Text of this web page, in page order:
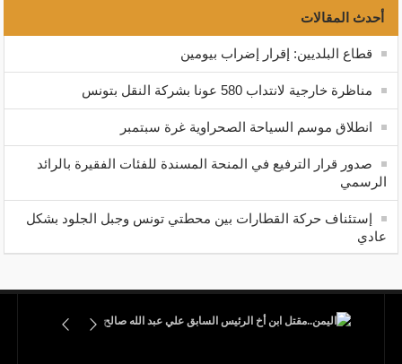
أحدث المقالات
قطاع البلديين: إقرار إضراب بيومين
مناظرة خارجية لانتداب 580 عونا بشركة النقل بتونس
انطلاق موسم السياحة الصحراوية غرة سبتمبر
صدور قرار الترفيع في المنحة المسندة للفئات الفقيرة بالرائد
الرسمي
إستئناف حركة القطارات بين محطتي تونس وجبل الجلود بشكل
عادي